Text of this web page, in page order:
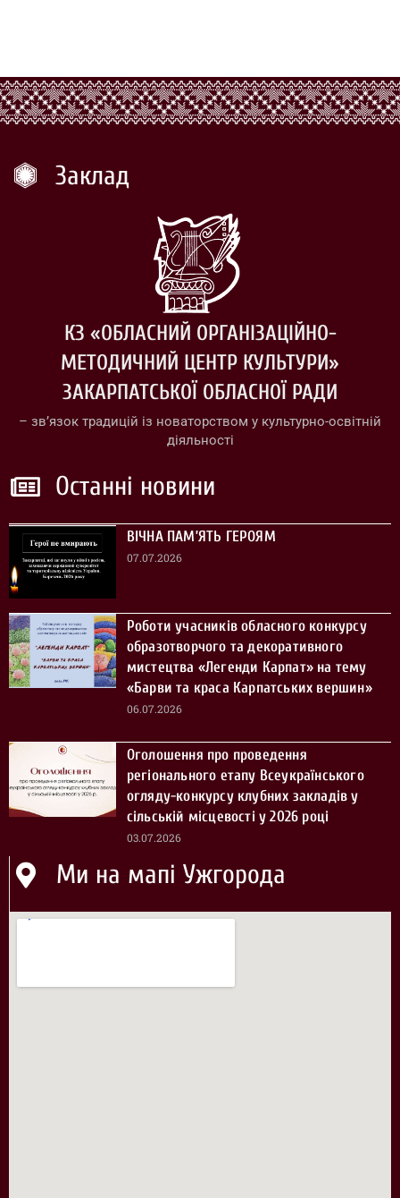
Заклад
КЗ «ОБЛАСНИЙ ОРГАНІЗАЦІЙНО-
МЕТОДИЧНИЙ ЦЕНТР КУЛЬТУРИ»
ЗАКАРПАТСЬКОЇ ОБЛАСНОЇ РАДИ
– зв’язок традицій із новаторством у культурно-освітній
діяльності
Останні новини
ВІЧНА ПАМ’ЯТЬ ГЕРОЯМ
07.07.2026
Роботи учасників обласного конкурсу
образотворчого та декоративного
мистецтва «Легенди Карпат» на тему
«Барви та краса Карпатських вершин»
06.07.2026
Оголошення про проведення
регіонального етапу Всеукраїнського
огляду-конкурсу клубних закладів у
сільській місцевості у 2026 році
03.07.2026
Ми на мапі Ужгорода